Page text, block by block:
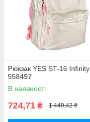
Рюкзак YES ST-16 Infinity
558497
В наявності
724,71 ₴ 1 449,42 ₴